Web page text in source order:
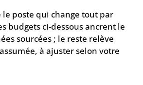
le poste qui change tout par
budgets ci-dessous ancrent le
sourcées ; le reste relève
à ajuster selon votre